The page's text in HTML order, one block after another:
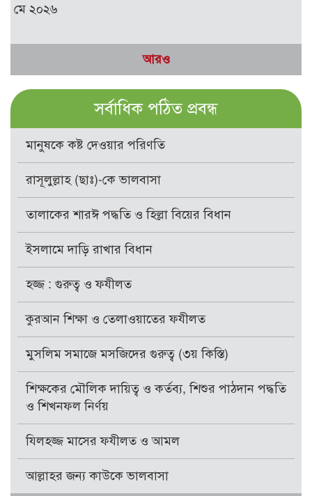
মে ২০২৬
আরও
সর্বাধিক পঠিত প্রবন্ধ
মানুষকে কষ্ট দেওয়ার পরিণতি
রাসূলুল্লাহ (ছাঃ)-কে ভালবাসা
তালাকের শারঈ পদ্ধতি ও হিল্লা বিয়ের বিধান
ইসলামে দাড়ি রাখার বিধান
হজ্জ : গুরুত্ব ও ফযীলত
কুরআন শিক্ষা ও তেলাওয়াতের ফযীলত
মুসলিম সমাজে মসজিদের গুরুত্ব (৩য় কিস্তি)
শিক্ষকের মৌলিক দায়িত্ব ও কর্তব্য, শিশুর পাঠদান পদ্ধতি
ও শিখনফল নির্ণয়
যিলহজ্জ মাসের ফযীলত ও আমল
আল্লাহর জন্য কাউকে ভালবাসা